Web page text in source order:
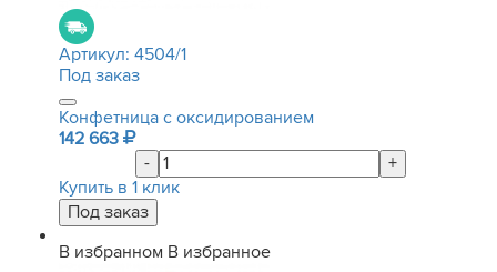
Артикул: 4504/1
Под заказ
Конфетница с оксидированием
142 663
-
+
Купить в 1 клик
В избранном В избранное